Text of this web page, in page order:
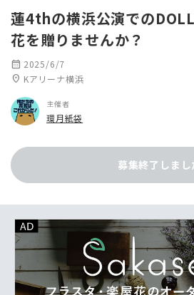
蓮4thの横浜公演での
花を贈りませんか？
calendar_month 2025/6/7
location_on Kアリーナ横浜
主催者
環月紙袋
募集終了しまし